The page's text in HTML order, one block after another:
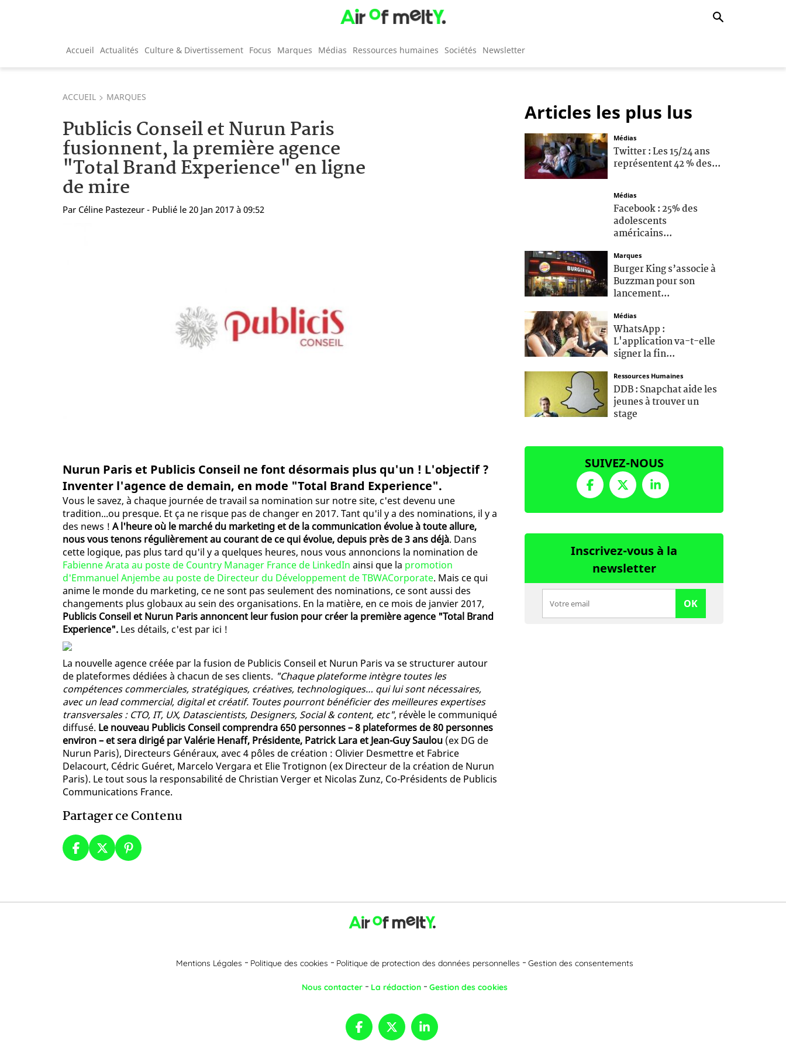
Accueil Actualités Culture & Divertissement Focus Marques Médias Ressources humaines Sociétés Newsletter
ACCUEIL MARQUES
Publicis Conseil et Nurun Paris
fusionnent, la première agence
"Total Brand Experience" en ligne
de mire
Par Céline Pastezeur - Publié le 20 Jan 2017 à 09:52
Nurun Paris et Publicis Conseil ne font désormais plus qu'un ! L'objectif ?
Inventer l'agence de demain, en mode "Total Brand Experience".
Vous le savez, à chaque journée de travail sa nomination sur notre site, c'est devenu une
tradition...ou presque. Et ça ne risque pas de changer en 2017. Tant qu'il y a des nominations, il y a
des news ! A l'heure où le marché du marketing et de la communication évolue à toute allure,
nous vous tenons régulièrement au courant de ce qui évolue, depuis près de 3 ans déjà. Dans
cette logique, pas plus tard qu'il y a quelques heures, nous vous annoncions la nomination de
Fabienne Arata au poste de Country Manager France de LinkedIn ainsi que la promotion
d'Emmanuel Anjembe au poste de Directeur du Développement de TBWACorporate. Mais ce qui
anime le monde du marketing, ce ne sont pas seulement des nominations, ce sont aussi des
changements plus globaux au sein des organisations. En la matière, en ce mois de janvier 2017,
Publicis Conseil et Nurun Paris annoncent leur fusion pour créer la première agence "Total Brand
Experience". Les détails, c'est par ici !
La nouvelle agence créée par la fusion de Publicis Conseil et Nurun Paris va se structurer autour
de plateformes dédiées à chacun de ses clients. "Chaque plateforme intègre toutes les
compétences commerciales, stratégiques, créatives, technologiques… qui lui sont nécessaires,
avec un lead commercial, digital et créatif. Toutes pourront bénéficier des meilleures expertises
transversales : CTO, IT, UX, Datascientists, Designers, Social & content, etc", révèle le communiqué
diffusé. Le nouveau Publicis Conseil comprendra 650 personnes – 8 plateformes de 80 personnes
environ – et sera dirigé par Valérie Henaff, Présidente, Patrick Lara et Jean-Guy Saulou (ex DG de
Nurun Paris), Directeurs Généraux, avec 4 pôles de création : Olivier Desmettre et Fabrice
Delacourt, Cédric Guéret, Marcelo Vergara et Elie Trotignon (ex Directeur de la création de Nurun
Paris). Le tout sous la responsabilité de Christian Verger et Nicolas Zunz, Co-Présidents de Publicis
Communications France.
Partager ce Contenu
Articles les plus lus
Médias
Twitter : Les 15/24 ans
représentent 42 % des...
Médias
Facebook : 25% des
adolescents
américains...
Marques
Burger King s’associe à
Buzzman pour son
lancement...
Médias
WhatsApp :
L'application va-t-elle
signer la fin...
Ressources Humaines
DDB : Snapchat aide les
jeunes à trouver un
stage
SUIVEZ-NOUS
Inscrivez-vous à la
newsletter
OK
Mentions Légales Politique des cookies Politique de protection des données personnelles Gestion des consentements
Nous contacter La rédaction Gestion des cookies